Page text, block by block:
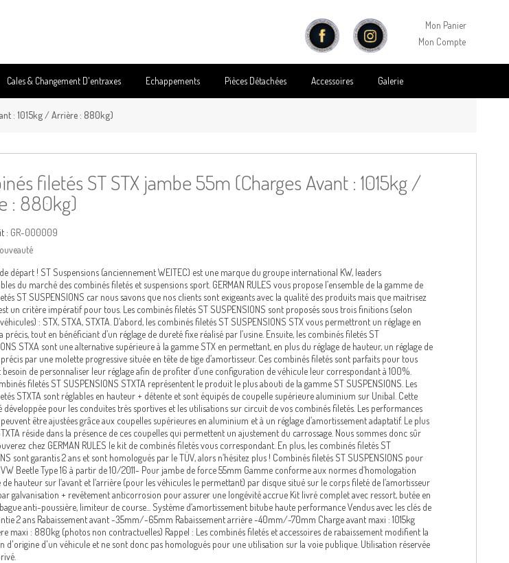
Mon Panier
Mon Compte
Cales & Changement D'entraxes Echappements Pièces Détachées Accessoires Galerie
: 1015kg / Arrière : 880kg)
filetés ST STX jambe 55m (Charges Avant : 1015kg /
: 880kg)
: GR-000009
départ ! ST Suspensions (anciennement WEITEC) est une marque du groupe international KW, leaders
du marché des combinés filetés et suspensions sport. GERMAN RULES vous propose l’ensemble de la gamme de
ST SUSPENSIONS car nous savons que nos clients sont exigeants avec la qualité des produits mais que maitrisez
un critère impératif pour tous. Les combinés filetés ST SUSPENSIONS sont proposés sous trois finitions (selon
: STX, STXA, STXTA. D’abord, les combinés filetés ST SUSPENSIONS STX vous permettront un réglage en
précis, tout en bénéficiant d’un réglage de dureté fixe réalisé par l’usine. Ensuite, les combinés filetés ST
STXA sont une alternative supérieure à la gamme STX en permettant, en plus du réglage de hauteur, un réglage de
par une molette progressive située en tête de tige d’amortisseur. Ces combinés filetés sont parfaits pour tous
de personnaliser leur réglage afin de profiter d’une configuration de véhicule leur correspondant à 100%.
filetés ST SUSPENSIONS STXTA représentent le produit le plus abouti de la gamme ST SUSPENSIONS. Les
STXTA sont réglables en hauteur + détente et sont équipés de coupelle supérieure aluminium sur Unibal. Cette
développée pour les conduites très sportives et les utilisations sur circuit de vos combinés filetés. Les performances
être ajustées grâce aux coupelles supérieures en aluminium et à un réglage d’amortissement adaptatif. Le plus
réside dans la présence de ces coupelles qui permettent un ajustement du carrossage. Nous sommes donc sûr
chez GERMAN RULES le kit de combinés filetés vous correspondant. En plus, les combinés filetés ST
sont garantis 2 ans et sont homologués par le TÜV, alors n’hésitez plus ! Combinés filetés ST SUSPENSIONS pour
Beetle Type 16 à partir de 10/2011- Pour jambe de force 55mm Gamme conforme aux normes d‘homologation
de hauteur sur l‘avant et l‘arrière (pour les véhicules le permettant) par disque situé sur le corps fileté de l‘amortisseur
galvanisation + revêtement anticorrosion pour assurer une longévité accrue Kit livré complet avec ressort, butée en
anti-poussière, limiteur de course... Système d‘amortissement bitube haute performance Vendus avec les clés de
2 ans Rabaissement avant -35mm/-65mm Rabaissement arrière -40mm/-70mm Charge avant maxi : 1015kg
maxi : 880kg (photos non contractuelles) Rappel : Les combinés filetés et accessoires de rabaissement modifient la
d'origine d'un véhicule et ne sont donc pas homologués pour une utilisation sur la voie publique. Utilisation réservée